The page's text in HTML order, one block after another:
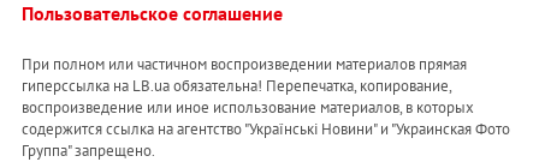
Пользовательское соглашение
При полном или частичном воспроизведении материалов прямая
гиперссылка на LB.ua обязательна! Перепечатка, копирование,
воспроизведение или иное использование материалов, в которых
содержится ссылка на агентство "Українськi Новини" и "Украинская Фото
Группа" запрещено.